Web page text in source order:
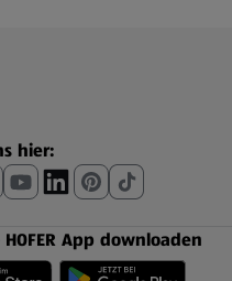
hier:
App downloaden